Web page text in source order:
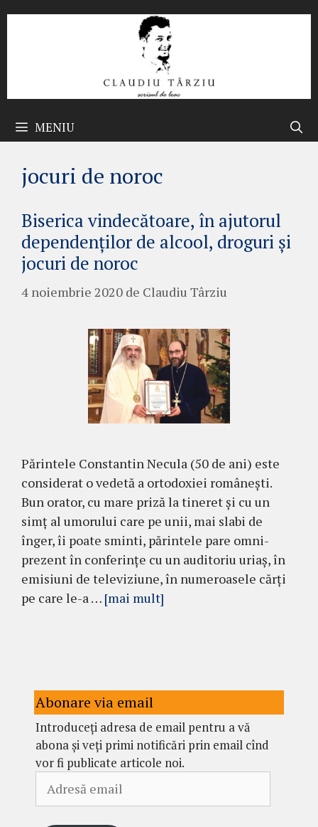
MENIU
jocuri de noroc
Biserica vindecătoare, în ajutorul
dependenților de alcool, droguri și
jocuri de noroc
4 noiembrie 2020 de Claudiu Târziu
Părintele Constantin Necula (50 de ani) este
considerat o vedetă a ortodoxiei ro­mânești.
Bun orator, cu mare priză la tine­ret și cu un
simț al umorului care pe unii, mai slabi de
înger, îi poate sminti, părintele pare omni­
prezent în conferințe cu un auditoriu uriaș, în
emi­siuni de televiziune, în numeroasele cărți
pe care le-a … [mai mult]
Abonare via email
Introduceți adresa de email pentru a vă
abona și veți primi notificări prin email cînd
vor fi publicate articole noi.
email